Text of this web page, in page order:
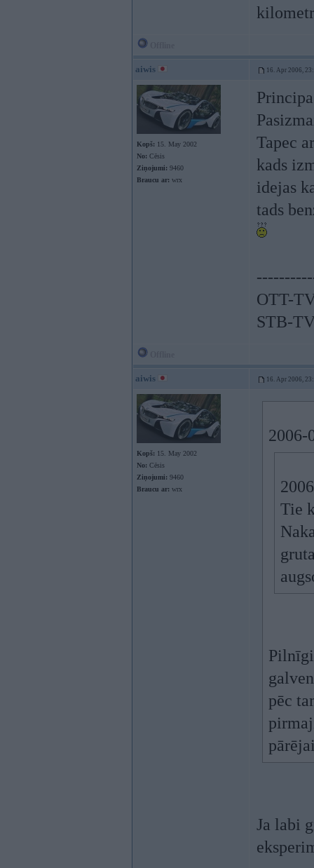
aiwis 16. Apr 2006,
Kopš: 15. May 2002
No: Cēsis
Ziņojumi: 9460
Braucu ar: wrx
Tapec
kads
idejas
tads
OTT-
STB-
aiwis 16. Apr 2006,
Kopš: 15. May 2002
No: Cēsis
Ziņojumi: 9460
Braucu ar: wrx
2006-
Tie
pēc
Ja labi